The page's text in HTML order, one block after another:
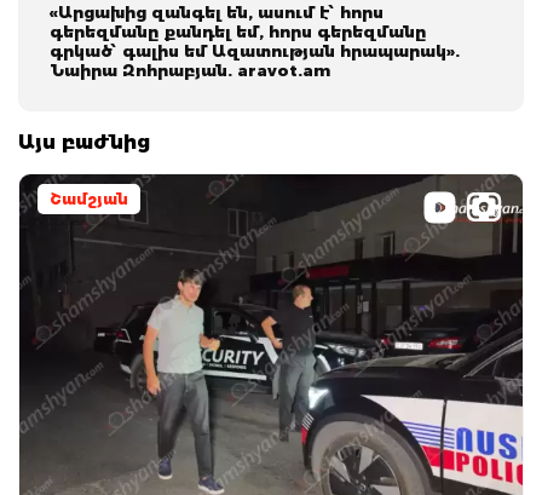
«Արցախից զանգել են, ասում է՝ հորս
գերեզմանը քանդել եմ, հորս գերեզմանը
գրկած՝ գալիս եմ Ազատության հրապարակ».
Նաիրա Զոհրաբյան. aravot.am
Այս բաժնից
Շամշյան